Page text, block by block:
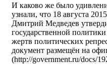
И каково же было
узнали, что 18 августа
Дмитрий Медведев
государственной
жертв политических
документ размещён на
(http://government.ru/docs/